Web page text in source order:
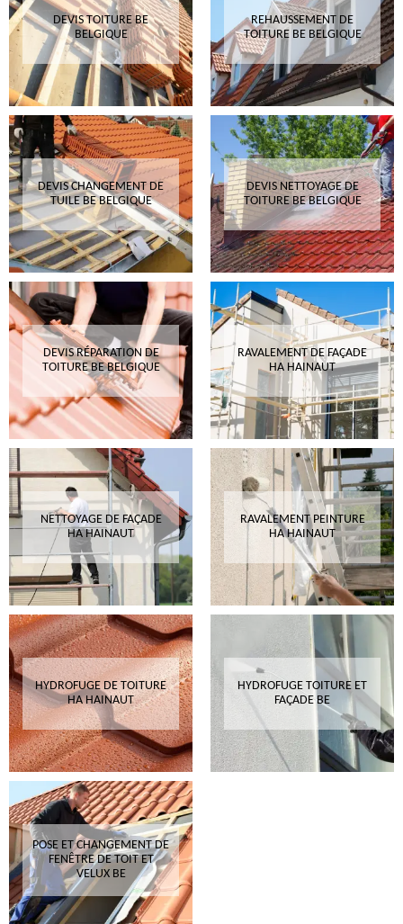
DEVIS TOITURE BE
BELGIQUE
REHAUSSEMENT DE
TOITURE BE BELGIQUE
DEVIS CHANGEMENT DE
TUILE BE BELGIQUE
DEVIS NETTOYAGE DE
TOITURE BE BELGIQUE
DEVIS RÉPARATION DE
TOITURE BE BELGIQUE
RAVALEMENT DE FAÇADE
HA HAINAUT
NETTOYAGE DE FAÇADE
HA HAINAUT
RAVALEMENT PEINTURE
HA HAINAUT
HYDROFUGE DE TOITURE
HA HAINAUT
HYDROFUGE TOITURE ET
FAÇADE BE
POSE ET CHANGEMENT DE
FENÊTRE DE TOIT ET
VELUX BE